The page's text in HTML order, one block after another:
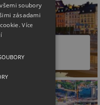
soubory
zásadami
Více